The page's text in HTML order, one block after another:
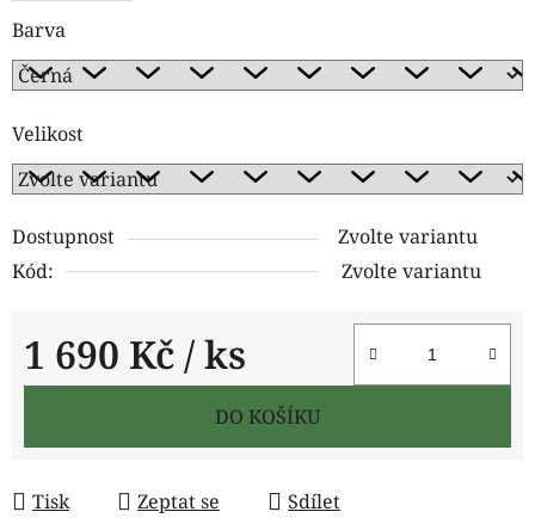
Barva
Velikost
Dostupnost
Zvolte variantu
Kód:
Zvolte variantu
1 690 Kč / ks
Měrná cena:
DO KOŠÍKU
Tisk Zeptat se Sdílet